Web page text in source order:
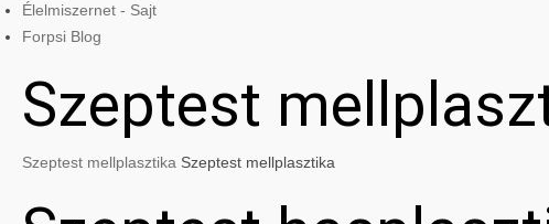
Élelmiszernet - Sajt
Forpsi Blog
Szeptest
Szeptest mellplasztika Szeptest mellplasztika